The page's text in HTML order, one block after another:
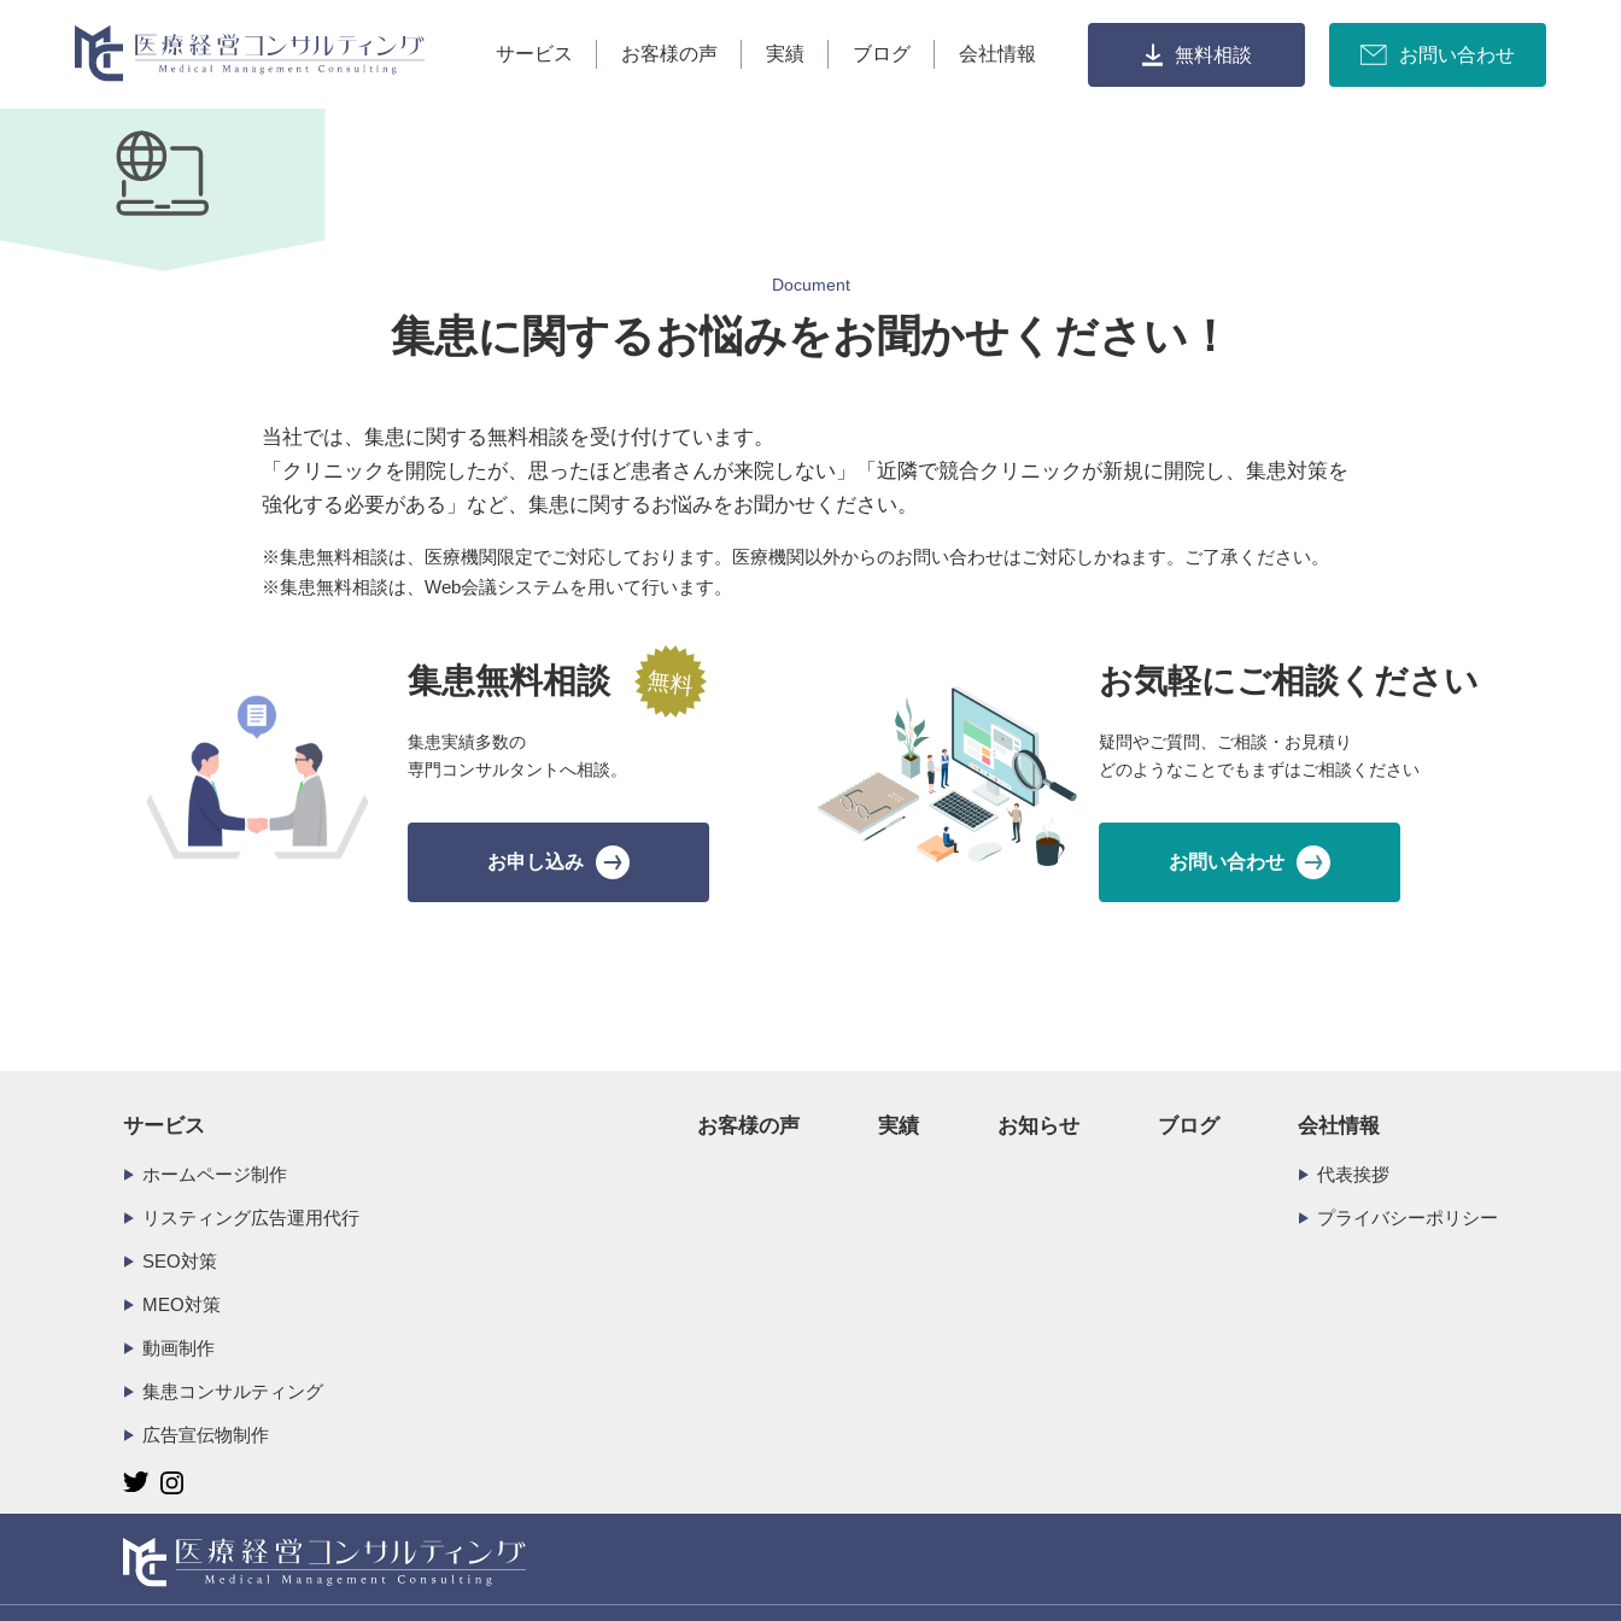
サービス お客様の声 実績 ブログ 会社情報 無料相談 お問い合わせ
Document
集患に関するお悩みをお聞かせください！
当社では、集患に関する無料相談を受け付けています。
「クリニックを開院したが、思ったほど患者さんが来院しない」「近隣で競合クリニックが新規に開院し、集患対策を
強化する必要がある」など、集患に関するお悩みをお聞かせください。
※集患無料相談は、医療機関限定でご対応しております。医療機関以外からのお問い合わせはご対応しかねます。ご了承ください。
※集患無料相談は、Web会議システムを用いて行います。
集患無料相談
集患実績多数の
専門コンサルタントへ相談。
お申し込み
お気軽にご相談ください
疑問やご質問、ご相談・お見積り
どのようなことでもまずはご相談ください
お問い合わせ
サービス
ホームページ制作
リスティング広告運用代行
SEO対策
MEO対策
動画制作
集患コンサルティング
広告宣伝物制作
お客様の声 実績 お知らせ ブログ 会社情報
代表挨拶
プライバシーポリシー